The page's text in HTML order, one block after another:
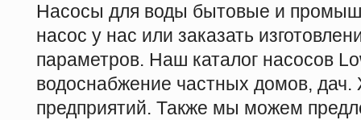
Насосы для воды бытовые и
насос у нас или заказать
параметров. Наш каталог насосов
водоснабжение частных домов,
предприятий. Также мы можем